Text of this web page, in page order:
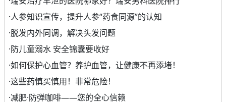
·人参知识宣传，提升人参“药食同源”的认知
·脱发内外同调，解决头发问题
·防儿童溺水 安全锦囊要收好
·如何保护心血管？养护血管，让健康不再添堵！
·这些药慎买慎用！非常危险！
·减肥·防弹咖啡——您的全心信赖